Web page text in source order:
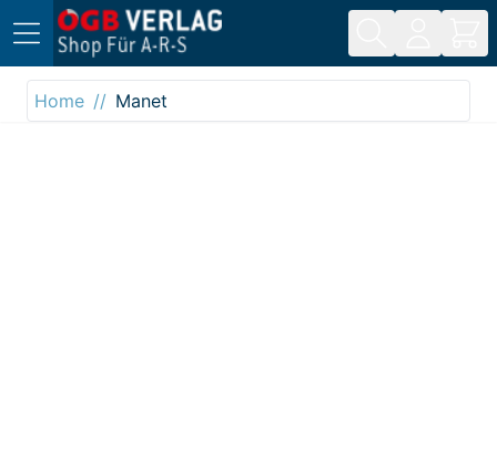
Direkt zum Inhalt
Home
Manet